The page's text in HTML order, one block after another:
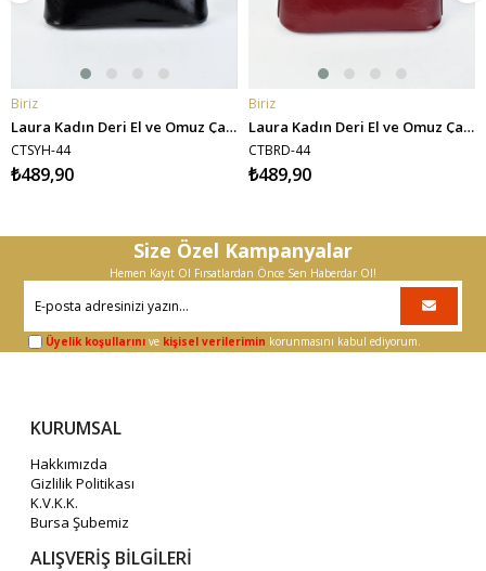
SEPETE EKLE
Biriz
Laura Kadın Deri El ve Omuz Çantası - Siyah
CTSYH-44
₺489,90
SEPETE EKLE
Biriz
Laura Kadın Deri El ve Omuz Çantası - Bordo
CTBRD-44
₺489,90
Size Özel Kampanyalar
Hemen Kayıt Ol Fırsatlardan Önce Sen Haberdar Ol!
Üyelik koşullarını ve kişisel verilerimin korunmasını kabul ediyorum.
KURUMSAL
Hakkımızda
Gizlilik Politikası
K.V.K.K.
Bursa Şubemiz
ALIŞVERİŞ BİLGİLERİ